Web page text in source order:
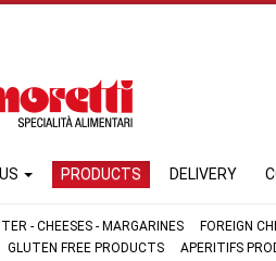
PRODUCTS DELIVERY
- CHEESES - MARGARINES FOREIGN
GLUTEN FREE PRODUCTS APERITIFS